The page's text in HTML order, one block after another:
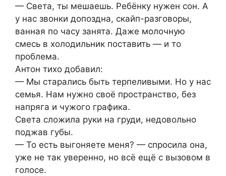
— Света, ты мешаешь. Ребёнку нужен сон. А
у нас звонки допоздна, скайп-разговоры,
ванная по часу занята. Даже молочную
смесь в холодильник поставить — и то
проблема.
Антон тихо добавил:
— Мы старались быть терпеливыми. Но у нас
семья. Нам нужно своё пространство, без
напряга и чужого графика.
Света сложила руки на груди, недовольно
поджав губы.
— То есть выгоняете меня? — спросила она,
уже не так уверенно, но всё ещё с вызовом в
голосе.